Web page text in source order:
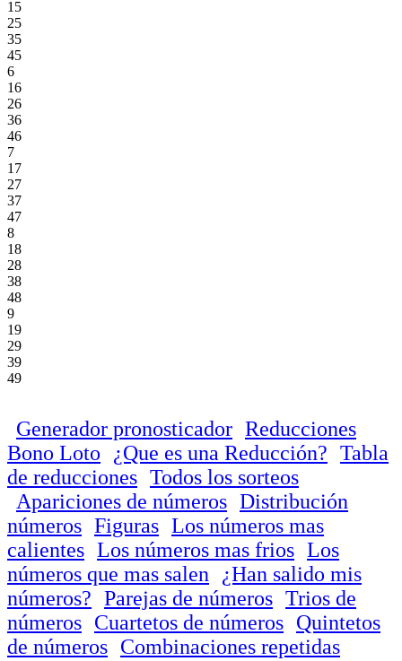
15
25
35
45
6
16
26
36
46
7
17
27
37
47
8
18
28
38
48
9
19
29
39
49
Generador pronosticador Reducciones
Bono Loto
¿Que es una Reducción? Tabla
de reducciones Todos los sorteos
Apariciones de números Distribución
números Figuras Los números mas
calientes Los números mas frios Los
números que mas salen
¿Han salido mis
números? Parejas de números Trios de
números Cuartetos de números Quintetos
de números Combinaciones repetidas